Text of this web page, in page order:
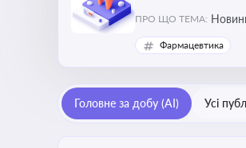
ПРО ЩО ТЕМА: Новини,
Фармацевтика
Головне за добу (AI) Усі